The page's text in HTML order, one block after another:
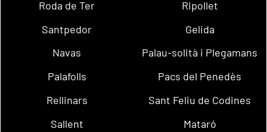
Roda de Ter
Ripollet
Santpedor
Gelida
Navas
Palau-solità i Plegamans
Palafolls
Pacs del Penedès
Rellinars
Sant Feliu de Codines
Sallent
Mataró